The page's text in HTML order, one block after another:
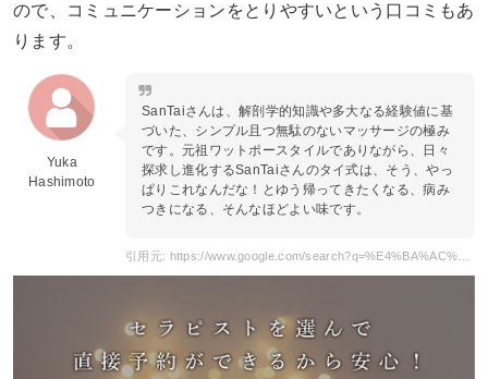
ので、コミュニケーションをとりやすいという口コミもあ
ります。
Yuka
Hashimoto
SanTaiさんは、解剖学的知識や多大なる経験値に基
づいた、シンプル且つ無駄のないマッサージの極み
です。元祖ワットポースタイルでありながら、日々
探求し進化するSanTaiさんのタイ式は、そう、やっ
ぱりこれなんだな！とゆう帰ってきたくなる、病み
つきになる、そんなほどよい味です。